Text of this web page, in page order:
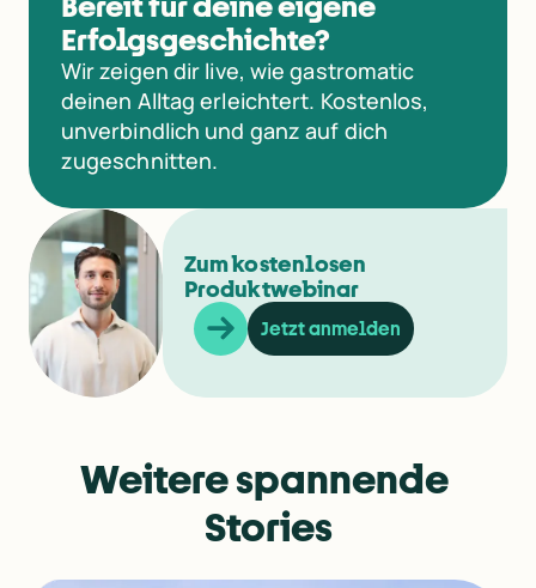
Erfolgsgeschichte?
Wir zeigen dir live, wie gastromatic
deinen Alltag erleichtert. Kostenlos,
unverbindlich und ganz auf dich
zugeschnitten.
Zum kostenlosen
Produktwebinar
Jetzt anmelden
Weitere spannende
Stories